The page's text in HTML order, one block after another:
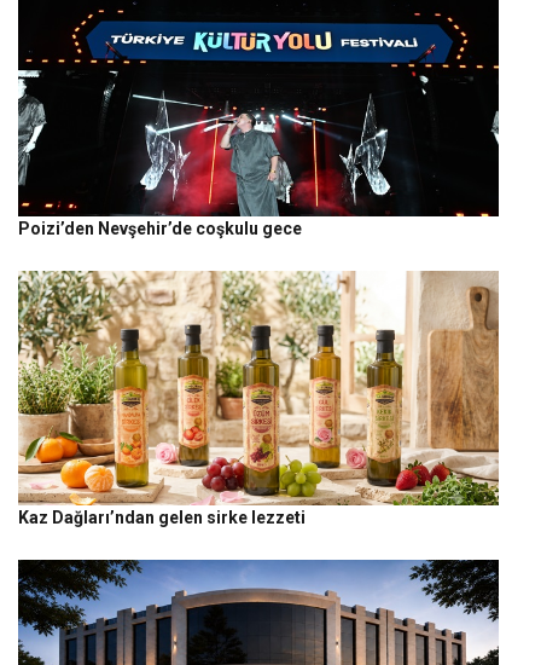
Poizi’den Nevşehir’de coşkulu gece
Kaz Dağları’ndan gelen sirke lezzeti